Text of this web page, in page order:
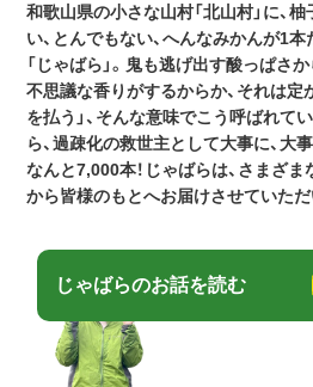
和歌山県の小さな山村「北山村」に、
い、とんでもない、へんなみかんが1
「じゃばら」。鬼も逃げ出す酸っぱさ
不思議な香りがするからか、それは定
を払う」、そんな意味でこう呼ばれて
ら、過疎化の救世主として大事に、大
なんと7,000本！じゃばらは、さまざ
から皆様のもとへお届けさせていただ
じゃばらのお話を読む